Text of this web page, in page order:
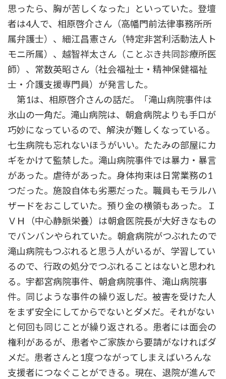
思ったら、胸が苦しくなった」といっていた。登壇
者は4人で、相原啓介さん（高幡門前法律事務所所
属弁護士）、細江昌憲さん（特定非営利活動法人ト
モニ所属）、越智祥太さん（ことぶき共同診療所医
師）、常数英昭さん（社会福祉士・精神保健福祉
士・介護支援専門員）が発言した。
第1は、相原啓介さんの話だ。「滝山病院事件は
氷山の一角だ。滝山病院は、朝倉病院よりも手口が
巧妙になっているので、解決が難しくなっている。
七生病院も忘れないほうがいい。たたみの部屋にカ
ギをかけて監禁した。滝山病院事件では暴力・暴言
があった。虐待があった。身体拘束は日常業務の1
つだった。施設自体も劣悪だった。職員もモラルハ
ザードをおこしていた。預り金の横領もあった。Ｉ
ＶＨ（中心静脈栄養）は朝倉医院長が大好きなもの
でバンバンやられていた。朝倉病院がつぶれたので
滝山病院もつぶれると思う人がいるが、学習してい
るので、行政の処分でつぶれることはないと思われ
る。宇都宮病院事件、朝倉病院事件、滝山病院事
件。同じような事件の繰り返しだ。被害を受けた人
をまず安全にしてからでないとダメだ。それがない
と何回も同じことが繰り返される。患者には面会の
権利があるが、患者やご家族から要請がなければダ
メだ。患者さんと1度つながってしまえばいろんな
支援者につなぐことができる。現在、退院が進んで